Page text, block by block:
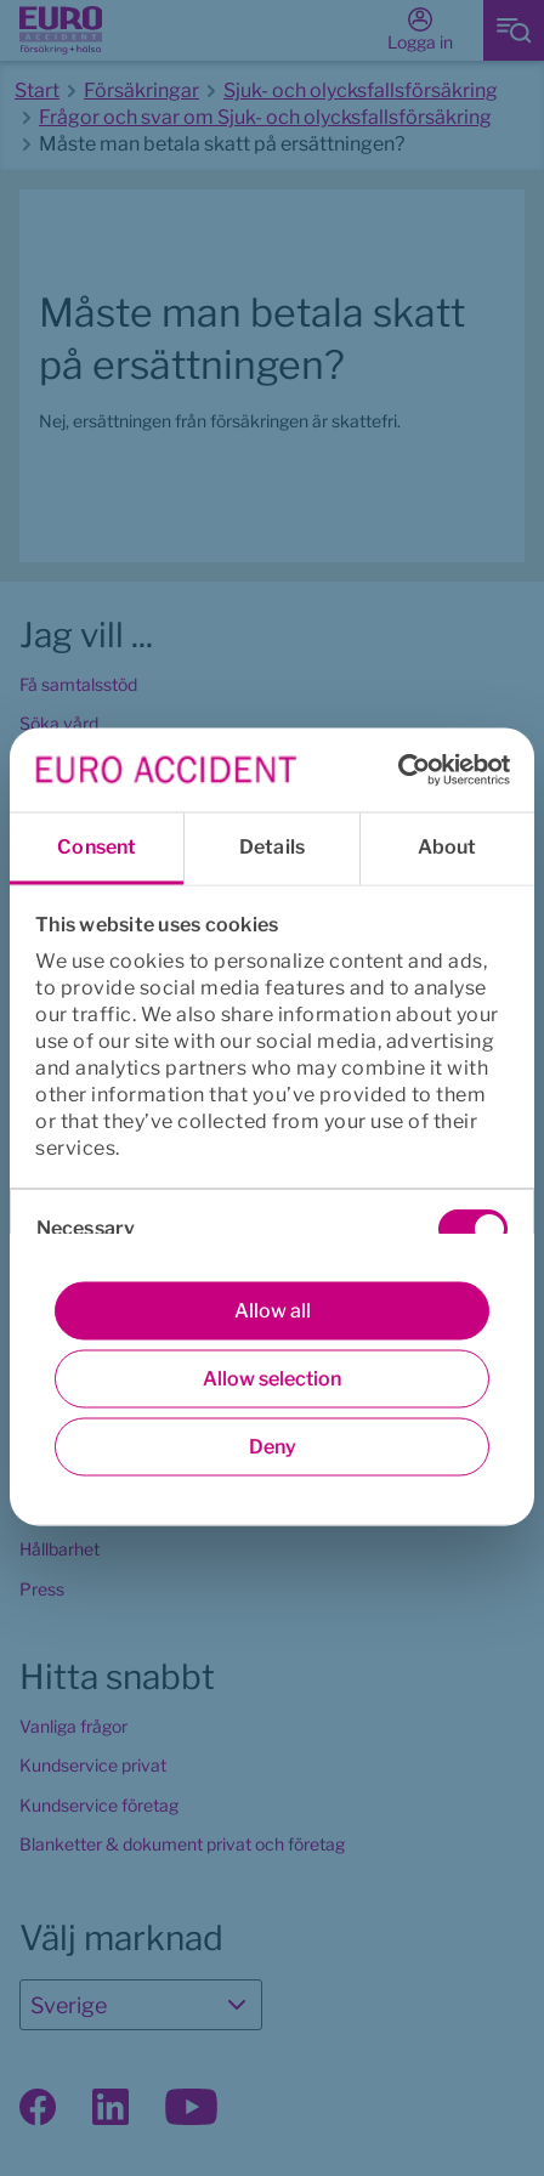
Consent Details About
This website uses cookies
We use cookies to personalize content and ads,
to provide social media features and to analyse
our traffic. We also share information about your
use of our site with our social media, advertising
and analytics partners who may combine it with
other information that you’ve provided to them
or that they’ve collected from your use of their
services.
Selection
Necessary
Preferences
Statistics
Marketing
Allow all
Allow selection
Deny
Logga in
Start Försäkringar
Sjuk- och olycksfallsförsäkring
Frågor och svar om Sjuk- och olycksfallsförsäkring
Måste man betala skatt på ersättningen?
Måste man betala skatt
på ersättningen?
Nej, ersättningen från försäkringen är skattefri.
Jag vill ...
Få samtalsstöd
Söka vård
Anmäla rehabilitering
Lämna synpunkt
Köpa försäkring
Viktig info
Juridisk information
Användarvillkor
Cookies
Integritetspolicy
Euro Accident
Om oss
Appen
Vår organisation
Jobba hos oss
Hållbarhet
Press
Hitta snabbt
Vanliga frågor
Kundservice privat
Kundservice företag
Blanketter & dokument privat och företag
Välj marknad
Sverige